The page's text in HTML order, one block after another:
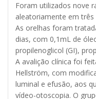
Foram utilizados nove
aleatoriamente em
As orelhas foram
dias, com 0,1mL de
propilenoglicol (GI),
A avalição clínica foi
Hellström, com
luminal e efusão, aos
vídeo-otoscopia. O